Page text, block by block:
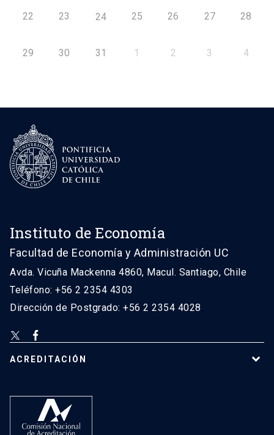
22 23 24 25 26 27 28
29 30 31 1 2 3 4
Instituto de Economía
Facultad de Economía y Administración UC
Avda. Vicuña Mackenna 4860, Macul. Santiago, Chile
Teléfono: +56 2 2354 4303
Dirección de Postgrado: +56 2 2354 4028
ACREDITACIÓN